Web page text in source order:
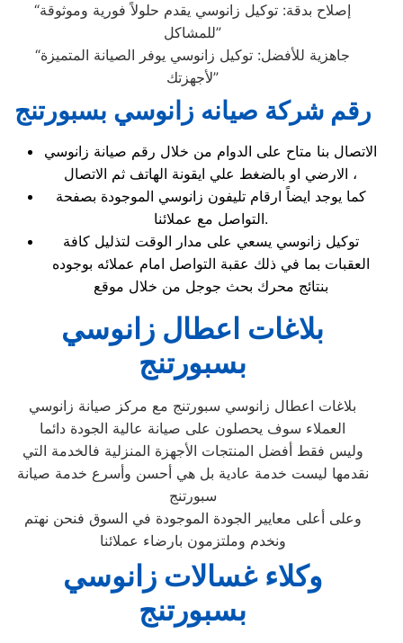
“إصلاح بدقة: توكيل زانوسي يقدم حلولاً فورية وموثوقة
للمشاكل”
“جاهزية للأفضل: توكيل زانوسي يوفر الصيانة المتميزة
لأجهزتك”
رقم شركة صيانه زانوسي بسبورتنج
الاتصال بنا متاح على الدوام من خلال رقم صيانة زانوسي
الارضي او بالضغط علي ايقونة الهاتف ثم الاتصال ،
كما يوجد ايضاً ارقام تليفون زانوسي الموجودة بصفحة
التواصل مع عملائنا.
توكيل زانوسي يسعي على مدار الوقت لتذليل كافة
العقبات بما في ذلك عقبة التواصل امام عملائه بوجوده
بنتائج محرك بحث جوجل من خلال موقع
بلاغات اعطال زانوسي
بسبورتنج
بلاغات اعطال زانوسي سبورتنج مع مركز صيانة زانوسي
العملاء سوف يحصلون على صيانة عالية الجودة دائما
وليس فقط أفضل المنتجات الأجهزة المنزلية فالخدمة التي
نقدمها ليست خدمة عادية بل هي أحسن وأسرع خدمة صيانة
سبورتنج
وعلى أعلى معايير الجودة الموجودة في السوق فنحن نهتم
ونخدم وملتزمون بارضاء عملائنا
وكلاء غسالات زانوسي
بسبورتنج